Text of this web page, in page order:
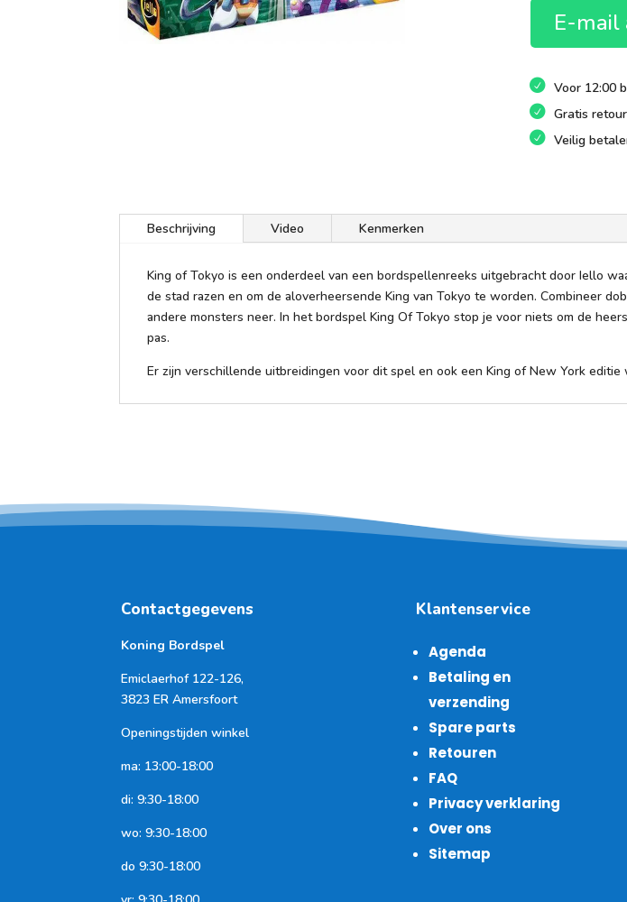
E-mail
Voor 12:00
Gratis
Veilig
Beschrijving Video Kenmerken
King of Tokyo is een onderdeel van een bordspellenreeks uitgebracht door Iello
de stad razen en om de aloverheersende King van Tokyo te worden. Combineer
andere monsters neer. In het bordspel King Of Tokyo stop je voor niets om de
pas.
Er zijn verschillende uitbreidingen voor dit spel en ook een King of New York
Contactgegevens
Koning Bordspel
Emiclaerhof 122-126,
3823 ER Amersfoort
Openingstijden winkel
ma: 13:00-18:00
di: 9:30-18:00
wo: 9:30-18:00
do 9:30-18:00
Klantenservice
Agenda
Betaling en
verzending
Spare parts
Retouren
FAQ
Privacy verklaring
Over ons
Sitemap